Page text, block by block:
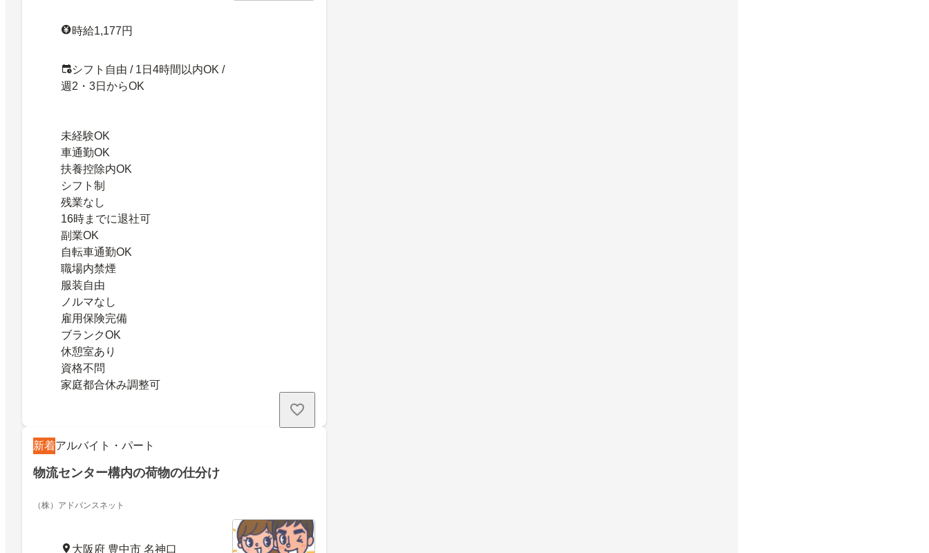
時給1,177円
シフト自由 / 1日4時間以内OK /
週2・3日からOK
未経験OK
車通勤OK
扶養控除内OK
シフト制
残業なし
16時までに退社可
副業OK
自転車通勤OK
職場内禁煙
服装自由
ノルマなし
雇用保険完備
ブランクOK
休憩室あり
資格不問
家庭都合休み調整可
新着アルバイト・パート
物流センター構内の荷物の仕分け
（株）アドバンスネット
大阪府 豊中市 名神口